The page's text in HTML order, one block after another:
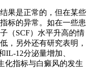
果是正常的，但在某些
标的异常。如在一些患
（SCF）水平升高的情
，另外还有研究表明，
IL-12分泌量增加、
化指标与白癜风的发生